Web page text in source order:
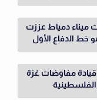
ميناء دمياط عززت
خط الدفاع الأول
مفاوضات غزة